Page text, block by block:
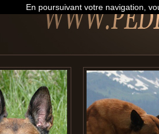
En poursuivant votre navigation,